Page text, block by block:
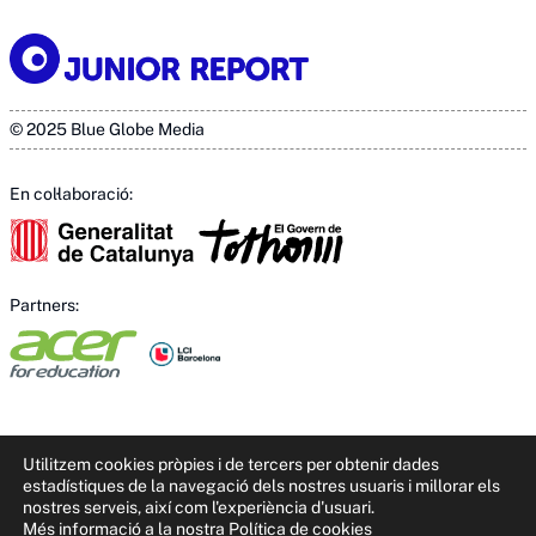
© 2025 Blue Globe Media
En col·laboració:
Partners:
Utilitzem cookies pròpies i de tercers per obtenir dades
estadístiques de la navegació dels nostres usuaris i millorar els
nostres serveis, així com l'experiència d'usuari.
Més informació a la nostra Política de cookies